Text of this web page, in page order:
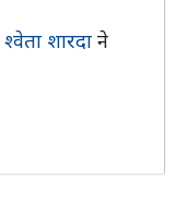
श्वेता शारदा ने